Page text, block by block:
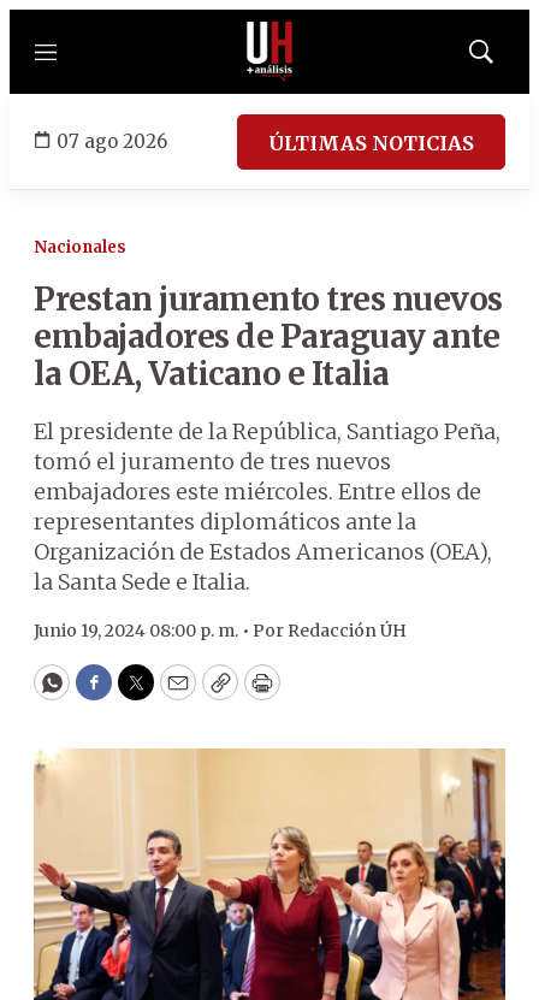
Menú
Mostrar
07 ago 2026 ÚLTIMAS NOTICIAS
Nacionales
Prestan juramento tres nuevos
embajadores de Paraguay ante
la OEA, Vaticano e Italia
El presidente de la República, Santiago Peña,
tomó el juramento de tres nuevos
embajadores este miércoles. Entre ellos de
representantes diplomáticos ante la
Organización de Estados Americanos (OEA),
la Santa Sede e Italia.
Junio 19, 2024 08:00 p. m. • Por Redacción ÚH
WhatsApp
Facebook
Twitter
EmailCopyPrint